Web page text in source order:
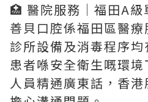
🏥 醫院服務｜福田A級
善貝口腔係福田區醫療
診所設備及消毒程序
患者喺安全衛生嘅環
人員精通廣東話，香